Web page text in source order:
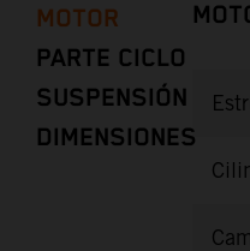
MOTOR
PARTE CICLO
SUSPENSIÓN
DIMENSIONES